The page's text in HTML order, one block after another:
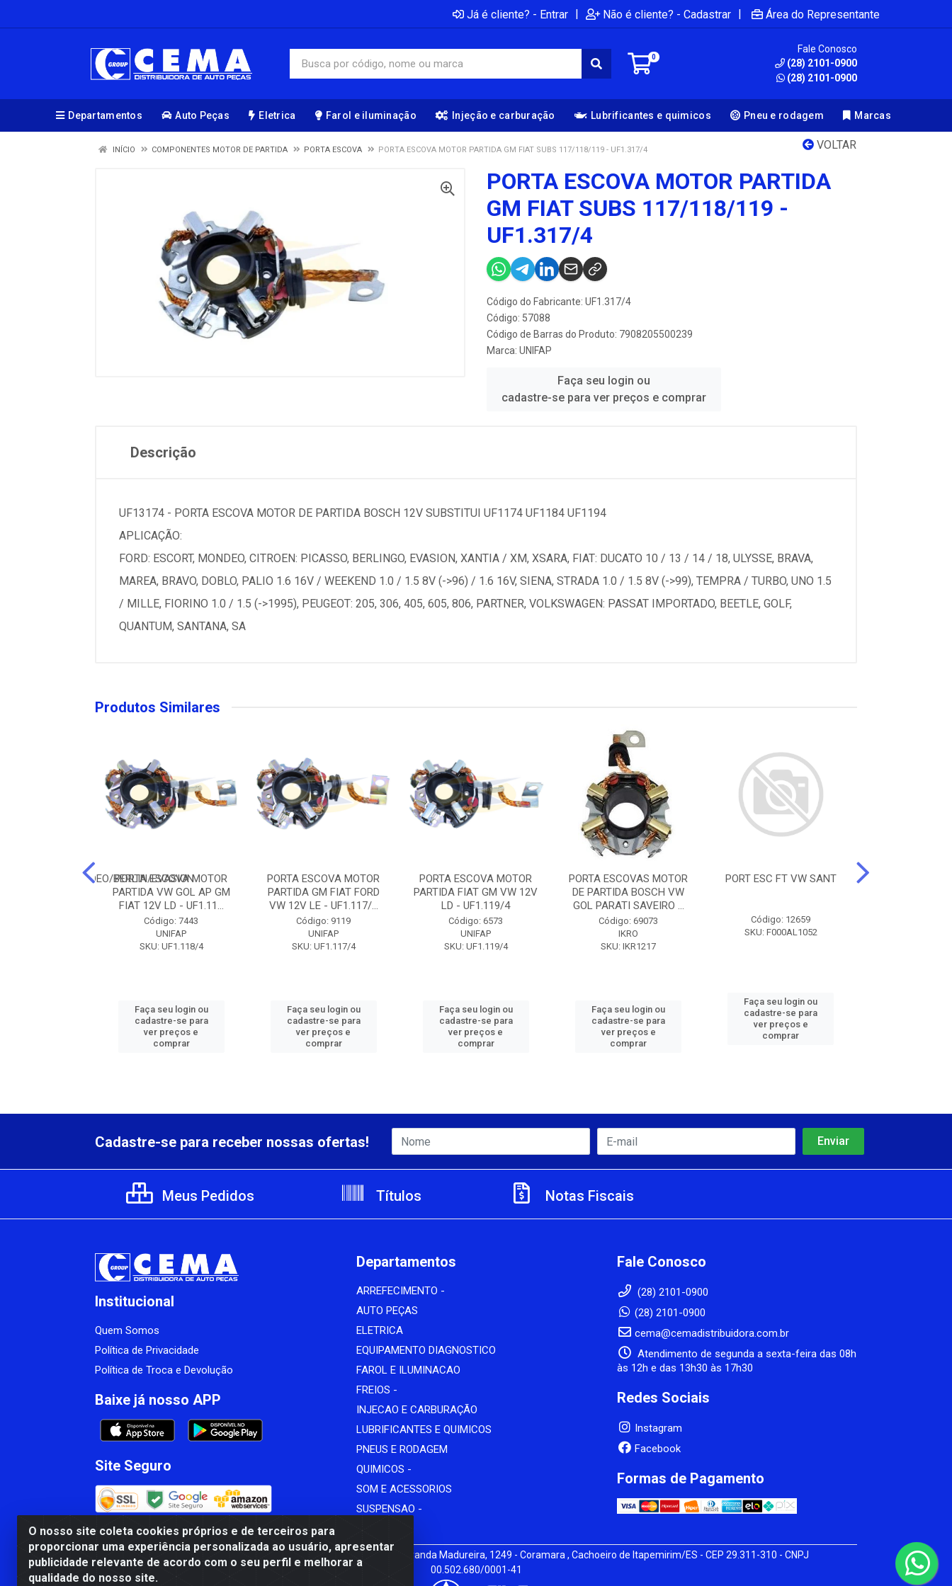
Já é cliente? - Entrar | Não é cliente? - Cadastrar | Área do Representante
0
Fale Conosco
(28) 2101-0900
(28) 2101-0900
Departamentos Auto Peças Eletrica Farol e iluminação Injeção e carburação Lubrificantes e quimicos Pneu e rodagem Marcas
VOLTAR
INÍCIO COMPONENTES MOTOR DE PARTIDA PORTA ESCOVA PORTA ESCOVA MOTOR PARTIDA GM FIAT SUBS 117/118/119 - UF1.317/4
PORTA ESCOVA MOTOR PARTIDA
GM FIAT SUBS 117/118/119 -
UF1.317/4
Código do Fabricante: UF1.317/4
Código: 57088
Código de Barras do Produto: 7908205500239
Marca: UNIFAP
Faça seu login ou
cadastre-se para ver preços e comprar
Descrição
UF13174 - PORTA ESCOVA MOTOR DE PARTIDA BOSCH 12V SUBSTITUI UF1174 UF1184 UF1194
APLICAÇÃO:
FORD: ESCORT, MONDEO, CITROEN: PICASSO, BERLINGO, EVASION, XANTIA / XM, XSARA, FIAT: DUCATO 10 / 13 / 14 / 18, ULYSSE, BRAVA,
MAREA, BRAVO, DOBLO, PALIO 1.6 16V / WEEKEND 1.0 / 1.5 8V (->96) / 1.6 16V, SIENA, STRADA 1.0 / 1.5 8V (->99), TEMPRA / TURBO, UNO 1.5
/ MILLE, FIORINO 1.0 / 1.5 (->1995), PEUGEOT: 205, 306, 405, 605, 806, PARTNER, VOLKSWAGEN: PASSAT IMPORTADO, BEETLE, GOLF,
QUANTUM, SANTANA, SA
Produtos Similares
MONDEO/BERLIN/EVASION
PORTA ESCOVA MOTOR
PARTIDA VW GOL AP GM
FIAT 12V LD - UF1.11...
Código: 7443
UNIFAP
SKU: UF1.118/4
Faça seu login ou
cadastre-se para
ver preços e
comprar
PORTA ESCOVA MOTOR
PARTIDA GM FIAT FORD
VW 12V LE - UF1.117/...
Código: 9119
UNIFAP
SKU: UF1.117/4
Faça seu login ou
cadastre-se para
ver preços e
comprar
PORTA ESCOVA MOTOR
PARTIDA FIAT GM VW 12V
LD - UF1.119/4
Código: 6573
UNIFAP
SKU: UF1.119/4
Faça seu login ou
cadastre-se para
ver preços e
comprar
PORTA ESCOVAS MOTOR
DE PARTIDA BOSCH VW
GOL PARATI SAVEIRO ...
Código: 69073
IKRO
SKU: IKR1217
Faça seu login ou
cadastre-se para
ver preços e
comprar
PORT ESC FT VW SANT
Código: 12659
SKU: F000AL1052
Faça seu login ou
cadastre-se para
ver preços e
comprar
SUPP/
O nosso site coleta cookies próprios e de terceiros para
proporcionar uma experiência personalizada ao usuário, apresentar
publicidade relevante de acordo com o seu perfil e melhorar a
qualidade do nosso site.
Cadastre-se para receber nossas ofertas!
Meus Pedidos Títulos Notas Fiscais
Institucional
Quem Somos
Política de Privacidade
Política de Troca e Devolução
Baixe já nosso APP
Site Seguro
Departamentos
ARREFECIMENTO -
AUTO PEÇAS
ELETRICA
EQUIPAMENTO DIAGNOSTICO
FAROL E ILUMINACAO
FREIOS -
INJECAO E CARBURAÇÃO
LUBRIFICANTES E QUIMICOS
PNEUS E RODAGEM
QUIMICOS -
SOM E ACESSORIOS
SUSPENSAO -
Fale Conosco
(28) 2101-0900
(28) 2101-0900
cema@cemadistribuidora.com.br
Atendimento de segunda a sexta-feira das 08h
às 12h e das 13h30 às 17h30
Redes Sociais
Instagram
Facebook
Formas de Pagamento
CBP MACEDO COMERCIO PEÇAS LTDA Matriz - av Mauro Miranda Madureira, 1249 - Coramara , Cachoeiro de Itapemirim/ES - CEP 29.311-310 - CNPJ
00.502.680/0001-41